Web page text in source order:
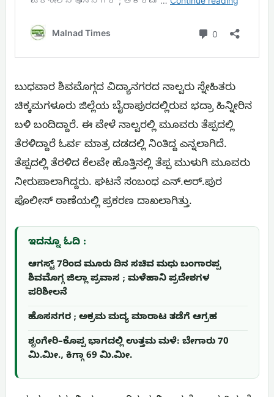
ಬುಧವಾರ ಶಿವಮೊಗ್ಗದ ವಿದ್ಯಾನಗರದ ನಾಲ್ವರು ಸ್ನೇಹಿತರು
ಚಿಕ್ಕಮಗಳೂರು ಜಿಲ್ಲೆಯ ಬೈರಾಪುರದಲ್ಲಿರುವ ಭದ್ರಾ ಹಿನ್ನೀರಿನ
ಬಳಿ ಬಂದಿದ್ದಾರೆ. ಈ ವೇಳೆ ನಾಲ್ವರಲ್ಲಿ ಮೂವರು ತೆಪ್ಪದಲ್ಲಿ
ತೆರಳಿದ್ದಾರೆ ಓರ್ವ ಮಾತ್ರ ದಡದಲ್ಲಿ ನಿಂತಿದ್ದ ಎನ್ನಲಾಗಿದೆ.
ತೆಪ್ಪದಲ್ಲಿ ತೆರಳಿದ ಕೆಲವೇ ಹೊತ್ತಿನಲ್ಲಿ ತೆಪ್ಪ ಮುಳುಗಿ ಮೂವರು
ನೀರುಪಾಲಾಗಿದ್ದರು. ಘಟನೆ ಸಂಬಂಧ ಎನ್.ಆರ್.ಪುರ
ಪೊಲೀಸ್ ಠಾಣೆಯಲ್ಲಿ ಪ್ರಕರಣ ದಾಖಲಾಗಿತ್ತು.
ಇದನ್ನೂ ಓದಿ :
ಆಗಸ್ಟ್ 7ರಿಂದ ಮೂರು ದಿನ ಸಚಿವ ಮಧು ಬಂಗಾರಪ್ಪ
ಶಿವಮೊಗ್ಗ ಜಿಲ್ಲಾ ಪ್ರವಾಸ ; ಮಳೆಹಾನಿ ಪ್ರದೇಶಗಳ
ಪರಿಶೀಲನೆ
ಹೊಸನಗರ ; ಅಕ್ರಮ ಮದ್ಯ ಮಾರಾಟ ತಡೆಗೆ ಆಗ್ರಹ
ಶೃಂಗೇರಿ–ಕೊಪ್ಪ ಭಾಗದಲ್ಲಿ ಉತ್ತಮ ಮಳೆ: ಬೇಗಾರು 70
ಮಿ.ಮೀ., ಕಿಗ್ಗಾ 69 ಮಿ.ಮೀ.